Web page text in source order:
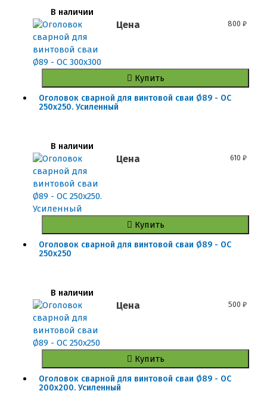
В наличии
Цена 800₽
Купить
Оголовок сварной для винтовой сваи Ø89 - ОС
250x250. Усиленный
В наличии
Цена 610₽
Купить
Оголовок сварной для винтовой сваи Ø89 - ОС
250x250
В наличии
Цена 500₽
Купить
Оголовок сварной для винтовой сваи Ø89 - ОС
200x200. Усиленный